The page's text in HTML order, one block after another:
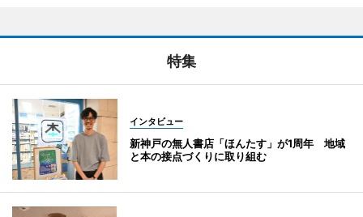
特集
インタビュー
新神戸の無人書店「ほんたす」が1周年 地域
と本の接点づくりに取り組む